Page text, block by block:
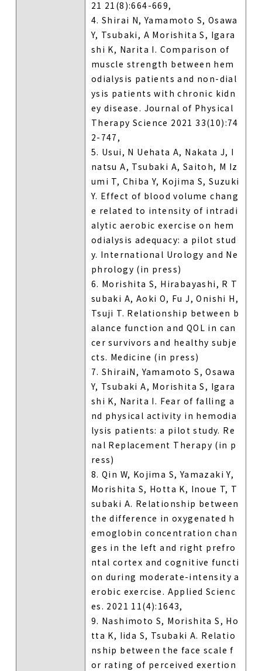
21 21(8):664-669,
4. Shirai N, Yamamoto S, Osawa
Y, Tsubaki, A Morishita S, Igara
shi K, Narita I. Comparison of
muscle strength between hem
odialysis patients and non-dial
ysis patients with chronic kidn
ey disease. Journal of Physical
Therapy Science 2021 33(10):74
2-747,
5. Usui, N Uehata A, Nakata J, I
natsu A, Tsubaki A, Saitoh, M Iz
umi T, Chiba Y, Kojima S, Suzuki
Y. Effect of blood volume chang
e related to intensity of intradi
alytic aerobic exercise on hem
odialysis adequacy: a pilot stud
y. International Urology and Ne
phrology (in press)
6. Morishita S, Hirabayashi, R T
subaki A, Aoki O, Fu J, Onishi H,
Tsuji T. Relationship between b
alance function and QOL in can
cer survivors and healthy subje
cts. Medicine (in press)
7. ShiraiN, Yamamoto S, Osawa
Y, Tsubaki A, Morishita S, Igara
shi K, Narita I. Fear of falling a
nd physical activity in hemodia
lysis patients: a pilot study. Re
nal Replacement Therapy (in p
ress)
8. Qin W, Kojima S, Yamazaki Y,
Morishita S, Hotta K, Inoue T, T
subaki A. Relationship between
the difference in oxygenated h
emoglobin concentration chan
ges in the left and right prefro
ntal cortex and cognitive functi
on during moderate-intensity a
erobic exercise. Applied Scienc
es. 2021 11(4):1643,
9. Nashimoto S, Morishita S, Ho
tta K, Iida S, Tsubaki A. Relatio
nship between the face scale f
or rating of perceived exertion